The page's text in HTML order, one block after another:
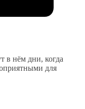
в нём дни, когда
для